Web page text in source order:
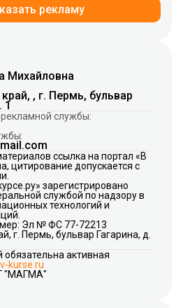
рекламу
Михайловна
, г. Пермь, бульвар
1
службы:
ссылка на портал «В
цитирование допускается с
зарегистрировано
службой по надзору в
технологий и
Эл № ФС 77-72213
г. Пермь, бульвар Гагарина, д.
активная
v-kurse.ru
"МАГМА"